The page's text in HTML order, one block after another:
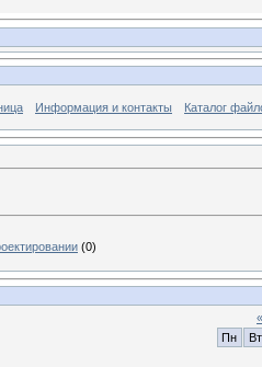
Информация и контакты Каталог
(0)
«
Пн
Вт